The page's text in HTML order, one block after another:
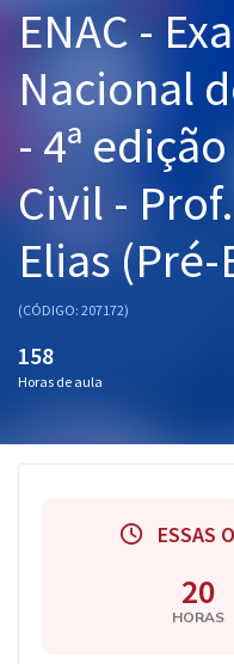
Cursos 20% OFF
Pós
Graduação
OAB
Mentorias
Questões grátis
Conteúdo gratuito
Aprovados
ENAC -
Nacional
- 4ª
Civil -
Elias
(CÓDIGO: 207172)
158
Horas de aula
ESSAS
20
HORAS